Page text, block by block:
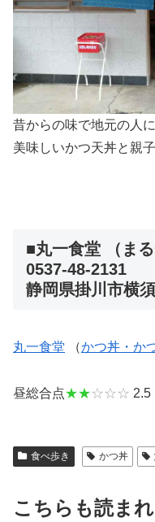
昔からの味で地元の人
美味しいかつ天丼と親
■丸一食堂 （まる
0537-48-2131
静岡県掛川市横
丸一食堂 （かつ丼・か
昼総合点★★☆☆☆ 2.5
食べ歩き かつ丼
こちらも読ま